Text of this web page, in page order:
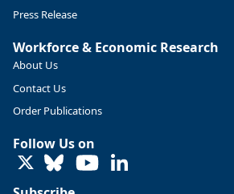
@usbls.bsky.social
Job openings and total separations
hires unchanged www.bls.gov/
Press Release
Workforce & Economic Research
About Us
Contact Us
Order Publications
Follow Us on
LinkedIn